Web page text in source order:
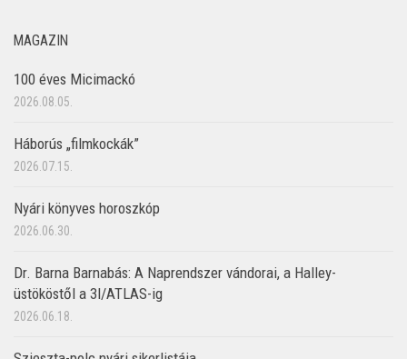
MAGAZIN
100 éves Micimackó
2026.08.05.
Háborús „filmkockák”
2026.07.15.
Nyári könyves horoszkóp
2026.06.30.
Dr. Barna Barnabás: A Naprendszer vándorai, a Halley-
üstököstől a 3I/ATLAS-ig
2026.06.18.